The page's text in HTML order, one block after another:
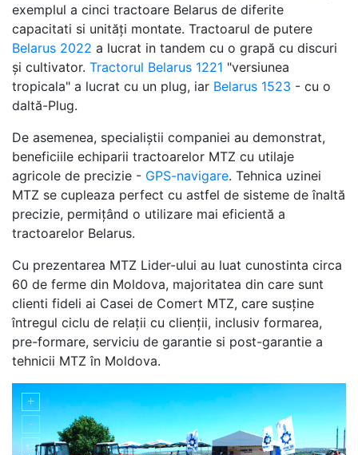
exemplul a cinci tractoare Belarus de diferite
capacitati si unități montate. Tractoarul de putere
Belarus 2022 a lucrat in tandem cu o grapă cu discuri
și cultivator. Tractorul Belarus 1221 "versiunea
tropicala" a lucrat cu un plug, iar Belarus 1523 - cu o
daltă-Plug.
De asemenea, specialiștii companiei au demonstrat,
beneficiile echiparii tractoarelor MTZ cu utilaje
agricole de precizie - GPS-navigare. Tehnica uzinei
MTZ se cupleaza perfect cu astfel de sisteme de înaltă
precizie, permițând o utilizare mai eficientă a
tractoarelor Belarus.
Cu prezentarea MTZ Lider-ului au luat cunostinta circa
60 de ferme din Moldova, majoritatea din care sunt
clienti fideli ai Casei de Comert MTZ, care susține
întregul ciclu de relații cu clienții, inclusiv formarea,
pre-formare, serviciu de garantie si post-garantie a
tehnicii MTZ în Moldova.